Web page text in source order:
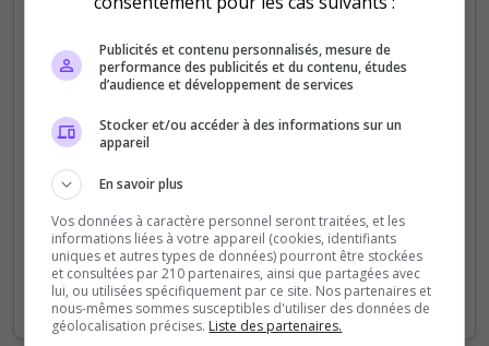
0
1
3
4
Sep Oct Nov Dec Jan Feb Mar Apr May Jun Jul Aug
Publicités et contenu personnalisés, mesure de
performance des publicités et du contenu, études
d’audience et développement de services
Stocker et/ou accéder à des informations sur un
appareil
En savoir plus
Vos données à caractère personnel seront traitées, et les
informations liées à votre appareil (cookies, identifiants
uniques et autres types de données) pourront être stockées
et consultées par 210 partenaires, ainsi que partagées avec
lui, ou utilisées spécifiquement par ce site. Nos partenaires et
nous-mêmes sommes susceptibles d'utiliser des données de
géolocalisation précises. Liste des partenaires.